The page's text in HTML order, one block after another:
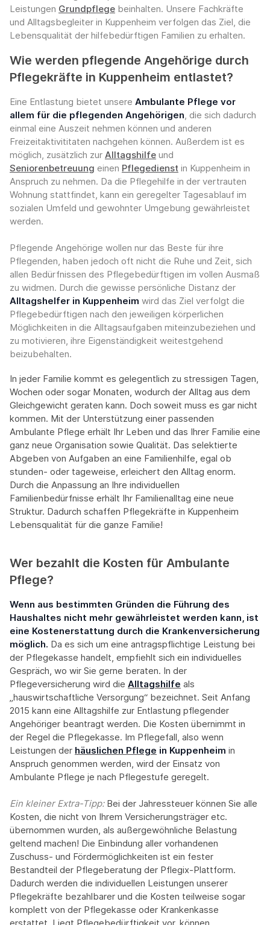
Leistungen Grundpflege beinhalten. Unsere Fachkräfte
und Alltagsbegleiter in Kuppenheim verfolgen das Ziel, die
Lebensqualität der hilfebedürftigen Familien zu erhalten.
Wie werden pflegende Angehörige durch
Pflegekräfte in Kuppenheim entlastet?
Eine Entlastung bietet unsere Ambulante Pflege vor
allem für die pflegenden Angehörigen, die sich dadurch
einmal eine Auszeit nehmen können und anderen
Freizeitaktivititaten nachgehen können. Außerdem ist es
möglich, zusätzlich zur Alltagshilfe und
Seniorenbetreuung einen Pflegedienst in Kuppenheim in
Anspruch zu nehmen. Da die Pflegehilfe in der vertrauten
Wohnung stattfindet, kann ein geregelter Tagesablauf im
sozialen Umfeld und gewohnter Umgebung gewährleistet
werden.
Pflegende Angehörige wollen nur das Beste für ihre
Pflegenden, haben jedoch oft nicht die Ruhe und Zeit, sich
allen Bedürfnissen des Pflegebedürftigen im vollen Ausmaß
zu widmen. Durch die gewisse persönliche Distanz der
Alltagshelfer in Kuppenheim wird das Ziel verfolgt die
Pflegebedürftigen nach den jeweiligen körperlichen
Möglichkeiten in die Alltagsaufgaben miteinzubeziehen und
zu motivieren, ihre Eigenständigkeit weitestgehend
beizubehalten.
In jeder Familie kommt es gelegentlich zu stressigen Tagen,
Wochen oder sogar Monaten, wodurch der Alltag aus dem
Gleichgewicht geraten kann. Doch soweit muss es gar nicht
kommen. Mit der Unterstützung einer passenden
Ambulante Pflege erhält Ihr Leben und das Ihrer Familie eine
ganz neue Organisation sowie Qualität. Das selektierte
Abgeben von Aufgaben an eine Familienhilfe, egal ob
stunden- oder tageweise, erleichert den Alltag enorm.
Durch die Anpassung an Ihre individuellen
Familienbedürfnisse erhält Ihr Familienalltag eine neue
Struktur. Dadurch schaffen Pflegekräfte in Kuppenheim
Lebensqualität für die ganze Familie!
Wer bezahlt die Kosten für Ambulante
Pflege?
Wenn aus bestimmten Gründen die Führung des
Haushaltes nicht mehr gewährleistet werden kann, ist
eine Kostenerstattung durch die Krankenversicherung
möglich. Da es sich um eine antragspflichtige Leistung bei
der Pflegekasse handelt, empfiehlt sich ein individuelles
Gespräch, wo wir Sie gerne beraten. In der
Pflegeversicherung wird die Alltagshilfe als
„hauswirtschaftliche Versorgung“ bezeichnet. Seit Anfang
2015 kann eine Alltagshilfe zur Entlastung pflegender
Angehöriger beantragt werden. Die Kosten übernimmt in
der Regel die Pflegekasse. Im Pflegefall, also wenn
Leistungen der häuslichen Pflege in Kuppenheim in
Anspruch genommen werden, wird der Einsatz von
Ambulante Pflege je nach Pflegestufe geregelt.
Ein kleiner Extra-Tipp:‍ Bei der Jahressteuer können Sie alle
Kosten, die nicht von Ihrem Versicherungsträger etc.
übernommen wurden, als außergewöhnliche Belastung
geltend machen! Die Einbindung aller vorhandenen
Zuschuss- und Fördermöglichkeiten ist ein fester
Bestandteil der Pflegeberatung der Pflegix-Plattform.
Dadurch werden die individuellen Leistungen unserer
Pflegekräfte bezahlbarer und die Kosten teilweise sogar
komplett von der Pflegekasse oder Krankenkasse